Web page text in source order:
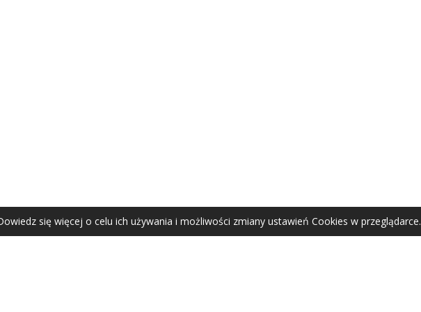
Agata Zubel © 2021
się więcej o celu ich używania i możliwości zmiany ustawień Cookies w przeglądarce.